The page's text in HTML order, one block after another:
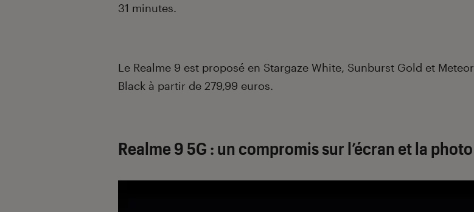
31 minutes.
Le Realme 9 est proposé en Stargaze White, Sunburst Gold et Meteor
Black à partir de 279,99 euros.
Realme 9 5G : un compromis sur l’écran et la photo